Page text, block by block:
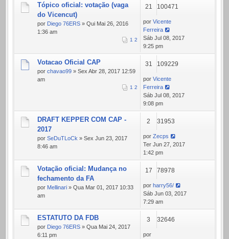
Tópico oficial: votação (vaga
do Vicencut)
por Diego 76ERS » Qui Mai 26, 2016
1:36 am
1 2
21 100471
por Vicente
Ferreira
Sáb Jul 08, 2017
9:25 pm
Votacao Oficial CAP
por chavao99 » Sex Abr 28, 2017 12:59
am
1 2
31 109229
por Vicente
Ferreira
Sáb Jul 08, 2017
9:08 pm
DRAFT KEPPER COM CAP -
2017
por SeDuTLoCk » Sex Jun 23, 2017
8:46 am
2 31953
por Zecps
Ter Jun 27, 2017
1:42 pm
Votação oficial: Mudança no
fechamento da FA
por Mellinari » Qua Mar 01, 2017 10:33
am
17 78978
por harry56/
Sáb Jun 03, 2017
7:29 am
ESTATUTO DA FDB
por Diego 76ERS » Qua Mai 24, 2017
6:11 pm
3 32646
por